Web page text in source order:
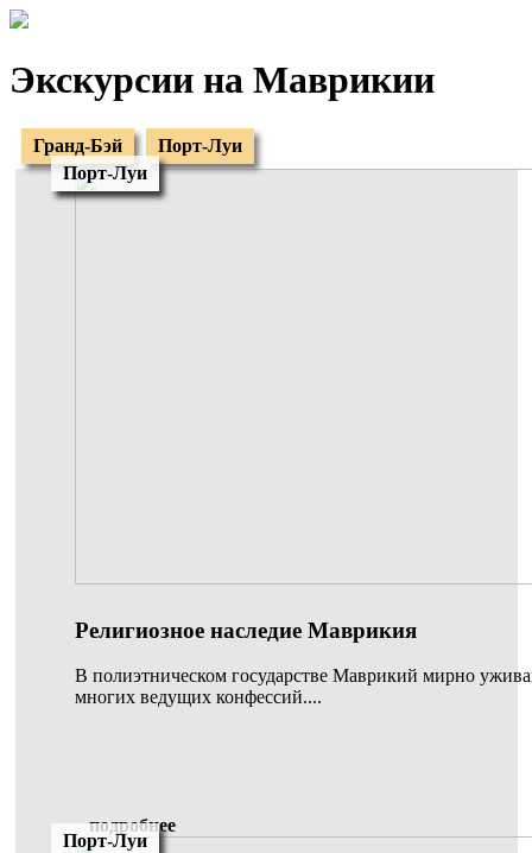
Экскурсии на Маврикии
Гранд-Бэй
Порт-Луи
Порт-Луи
Религиозное наследие Маврикия
В полиэтническом государстве Маврикий мирно
многих ведущих конфессий....
подробнее
Порт-Луи